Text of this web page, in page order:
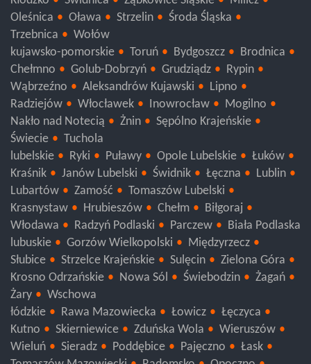
Lubin
Polkowice Wałbrzych
Dzierżoniów
Kłodzko
Świdnica Ząbkowice Śląskie
Milicz
Oleśnica
Oława
Trzebnica
Wołów
kujawsko-pomorskie
Toruń Bydgoszcz
Brodnica
Chełmno
Golub-Dobrzyń Grudziądz
Rypin
Wąbrzeźno
Aleksandrów Kujawski
Lipno
Radziejów
Włocławek Inowrocław
Mogilno
Nakło nad Notecią
Świecie
Tuchola
lubelskie
Ryki Puławy Opole Lubelskie
Łuków
Kraśnik
Janów Lubelski Świdnik Łęczna
Lubartów
Zamość
Tomaszów Lubelski
Krasnystaw
Hrubieszów Chełm
Biłgoraj
Włodawa
Radzyń Podlaski Parczew
Biała Podlaska
lubuskie
Gorzów Wielkopolski
Międzyrzecz
Słubice
Strzelce Krajeńskie Sulęcin
Zielona Góra
Krosno Odrzańskie
Żary
Wschowa
łódzkie
Rawa Mazowiecka Łowicz
Łęczyca
Kutno
Skierniewice Zduńska Wola
Wieruszów